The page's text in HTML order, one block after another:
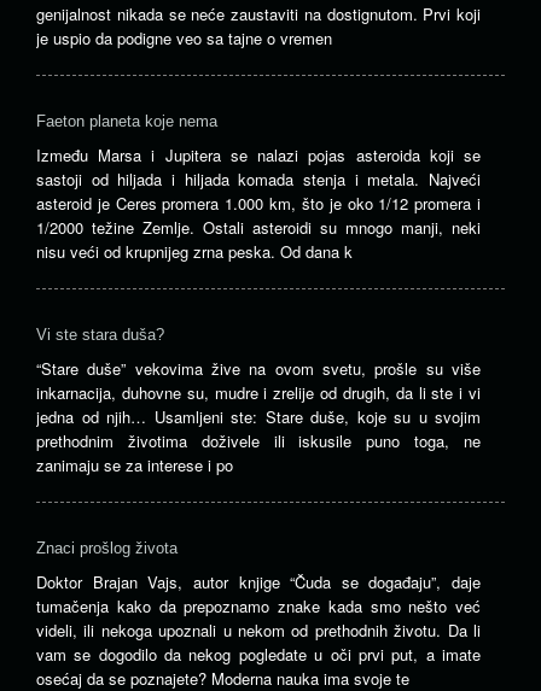
genijalnost nikada se neće zaustaviti na dostignutom. Prvi koji
je uspio da podigne veo sa tajne o vremen
Faeton planeta koje nema
Između Marsa i Jupitera se nalazi pojas asteroida koji se
sastoji od hiljada i hiljada komada stenja i metala. Najveći
asteroid je Ceres promera 1.000 km, što je oko 1/12 promera i
1/2000 težine Zemlje. Ostali asteroidi su mnogo manji, neki
nisu veći od krupnijeg zrna peska. Od dana k
Vi ste stara duša?
“Stare duše” vekovima žive na ovom svetu, prošle su više
inkarnacija, duhovne su, mudre i zrelije od drugih, da li ste i vi
jedna od njih… Usamljeni ste: Stare duše, koje su u svojim
prethodnim životima doživele ili iskusile puno toga, ne
zanimaju se za interese i po
Znaci prošlog života
Doktor Brajan Vajs, autor knjige “Čuda se događaju”, daje
tumačenja kako da prepoznamo znake kada smo nešto već
videli, ili nekoga upoznali u nekom od prethodnih životu. Da li
vam se dogodilo da nekog pogledate u oči prvi put, a imate
osećaj da se poznajete? Moderna nauka ima svoje te